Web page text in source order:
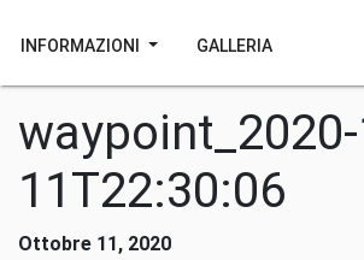
INFORMAZIONI GALLERIA
11T22:30:06
Ottobre 11, 2020